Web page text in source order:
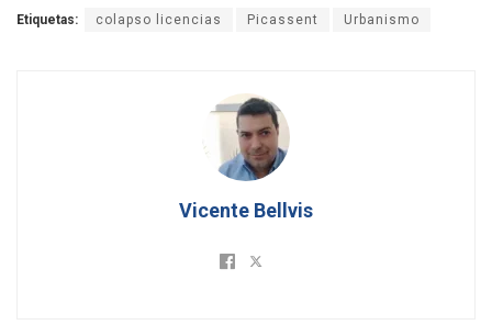
Etiquetas: colapso licencias Picassent Urbanismo
Vicente Bellvis